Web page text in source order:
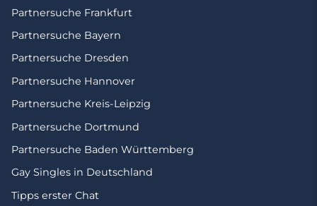
Partnersuche Frankfurt
Partnersuche Bayern
Partnersuche Dresden
Partnersuche Hannover
Partnersuche Kreis-Leipzig
Partnersuche Dortmund
Partnersuche Baden Württemberg
Gay Singles in Deutschland
Tipps erster Chat